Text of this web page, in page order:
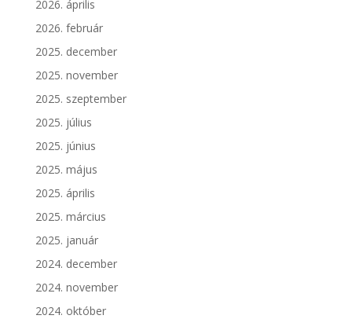
2026. április
2026. február
2025. december
2025. november
2025. szeptember
2025. július
2025. június
2025. május
2025. április
2025. március
2025. január
2024. december
2024. november
2024. október